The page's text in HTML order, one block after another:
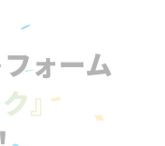
ォーム
』